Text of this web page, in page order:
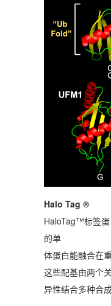
Halo Tag ®
HaloTag™标签
的单
体蛋白能融合在
这些配基由两个
异性结合多种合